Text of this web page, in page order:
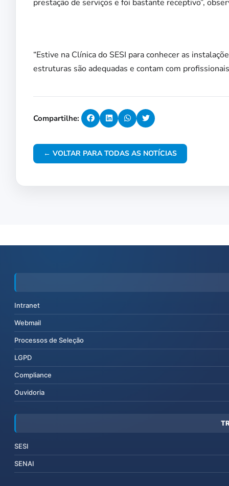
prestação de serviços e foi bastante receptivo”,
“Estive na Clínica do SESI para conhecer as
estruturas são adequadas e contam com
Compartilhe:
← VOLTAR PARA TODAS AS NOTÍCIAS
Intranet
Webmail
Processos de Seleção
LGPD
Compliance
Ouvidoria
SESI
SENAI